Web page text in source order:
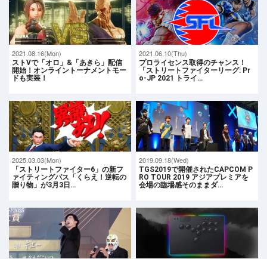
2021.08.16(Mon)
ストVで「オロ」&「あきら」配信
開始！オンライントーナメントモー
ドも実装！
2021.06.10(Thu)
プロライセンス取得のチャンス！
「ストリートファイターリーグ: Pr
o-JP 2021 トライ…
2025.03.03(Mon)
「ストリートファイター6」の新フ
ァイティングパス「くらえ！逆転の
贈り物」が3月3日…
2019.09.18(Wed)
TGS2019で開催されたCAPCOM P
RO TOUR 2019 アジアプレミアを
会場の臨場感そのままダ…